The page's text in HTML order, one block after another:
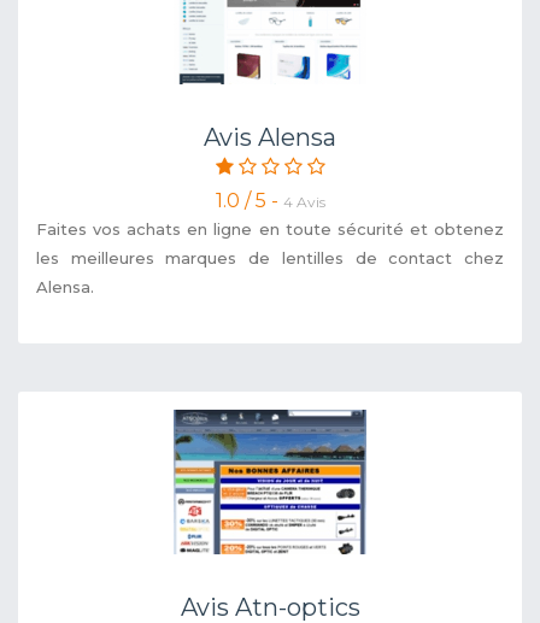
Avis Alensa
1.0 / 5 - 4 Avis
Faites vos achats en ligne en toute sécurité et obtenez
les meilleures marques de lentilles de contact chez
Alensa.
Avis Atn-optics